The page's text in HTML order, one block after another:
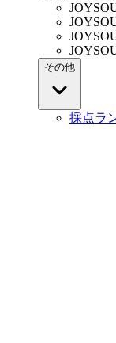
その他
採点ラ